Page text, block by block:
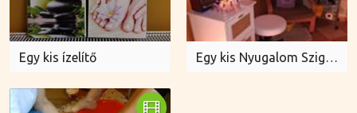
Egy kis ízelítő